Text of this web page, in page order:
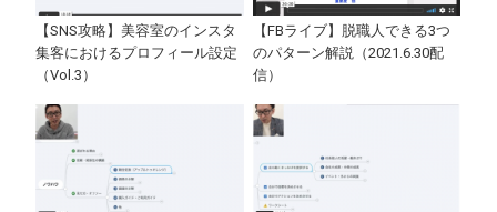
【SNS攻略】美容室のインスタ
集客におけるプロフィール設定
（Vol.3）
【FBライブ】脱職人できる3つ
のパターン解説（2021.6.30配
信）